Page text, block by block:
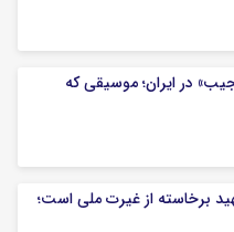
در ایران؛ موسیقی که
برخاسته از غیرت ملی است؛